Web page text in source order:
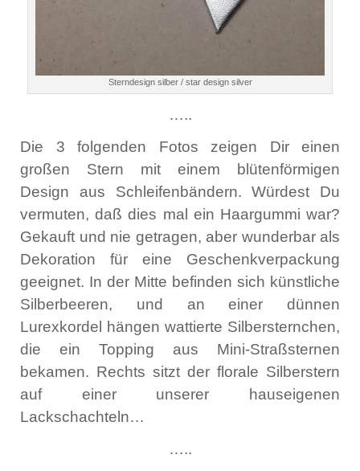
Sterndesign silber / star design silver
…..
Die 3 folgenden Fotos zeigen Dir einen
großen Stern mit einem blütenförmigen
Design aus Schleifenbändern. Würdest Du
vermuten, daß dies mal ein Haargummi war?
Gekauft und nie getragen, aber wunderbar als
Dekoration für eine Geschenkverpackung
geeignet. In der Mitte befinden sich künstliche
Silberbeeren, und an einer dünnen
Lurexkordel hängen wattierte Silbersternchen,
die ein Topping aus Mini-Straßsternen
bekamen. Rechts sitzt der florale Silberstern
auf einer unserer hauseigenen
Lackschachteln…
…..